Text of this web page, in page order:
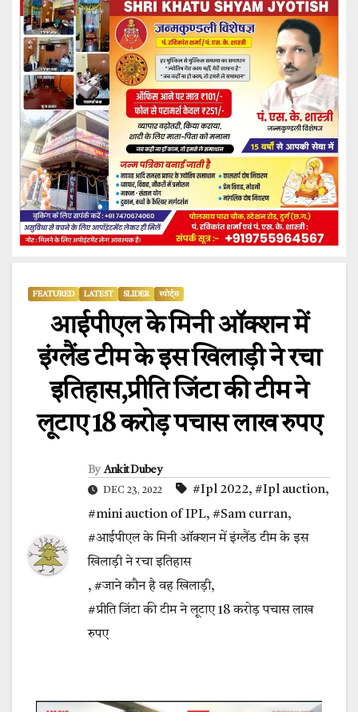
FEATURED LATEST SLIDER स्पोर्ट्स
आईपीएल के मिनी ऑक्शन में
इंग्लैंड टीम के इस खिलाड़ी ने रचा
इतिहास,प्रीति जिंटा की टीम ने
लूटाए 18 करोड़ पचास लाख रुपए
By Ankit Dubey
DEC 23, 2022 #Ipl 2022, #Ipl auction,
#mini auction of IPL, #Sam curran,
#आईपीएल के मिनी ऑक्शन में इंग्लैंड टीम के इस
खिलाड़ी ने रचा इतिहास
, #जाने कौन है वह खिलाड़ी,
#प्रीति जिंटा की टीम ने लूटाए 18 करोड़ पचास लाख
रुपए